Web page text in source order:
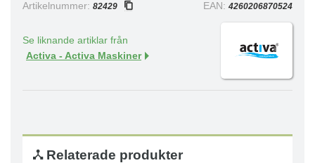
Artikelnummer: 82429 EAN: 4260206870524
Se liknande artiklar från
Activa - Activa Maskiner
Relaterade produkter